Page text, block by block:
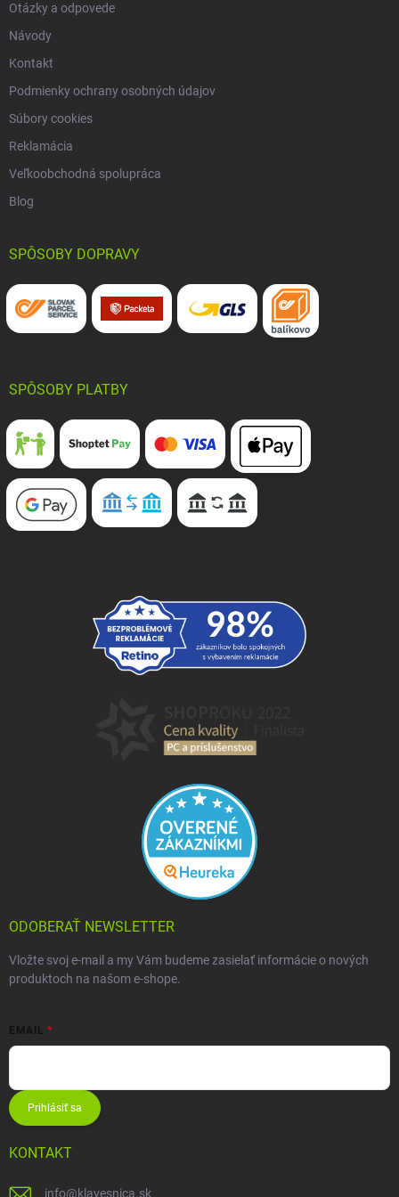
Otázky a odpovede
Návody
Kontakt
Podmienky ochrany osobných údajov
Súbory cookies
Reklamácia
Veľkoobchodná spolupráca
Blog
SPÔSOBY DOPRAVY
SPÔSOBY PLATBY
ODOBERAŤ NEWSLETTER
Vložte svoj e-mail a my Vám budeme zasielať informácie o nových
produktoch na našom e-shope.
EMAIL
Prihlásiť sa
KONTAKT
info@klavesnica.sk